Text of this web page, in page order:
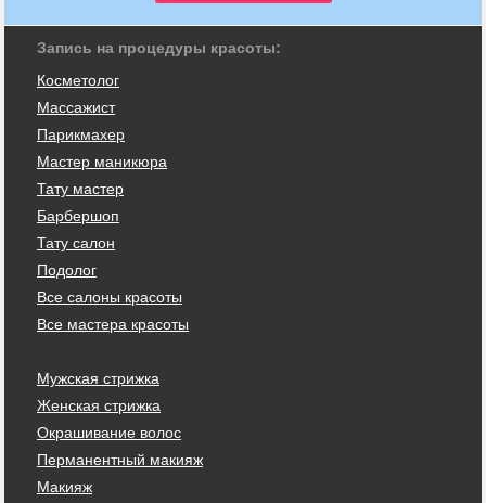
Запись на процедуры красоты:
Косметолог
Массажист
Парикмахер
Мастер маникюра
Тату мастер
Барбершоп
Тату салон
Подолог
Все салоны красоты
Все мастера красоты
Мужская стрижка
Женская стрижка
Окрашивание волос
Перманентный макияж
Макияж